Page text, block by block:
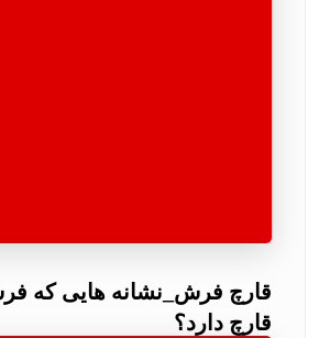
قارچ فرش_نشانه هایی که
قارچ دارد؟